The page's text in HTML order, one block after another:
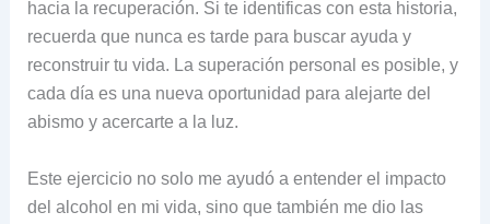
hacia la recuperación. Si te identificas con esta historia,
recuerda que nunca es tarde para buscar ayuda y
reconstruir tu vida. La superación personal es posible, y
cada día es una nueva oportunidad para alejarte del
abismo y acercarte a la luz.
Este ejercicio no solo me ayudó a entender el impacto
del alcohol en mi vida, sino que también me dio las